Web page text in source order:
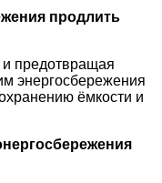
продлить
и предотвращая
энергосбережения
ёмкости и